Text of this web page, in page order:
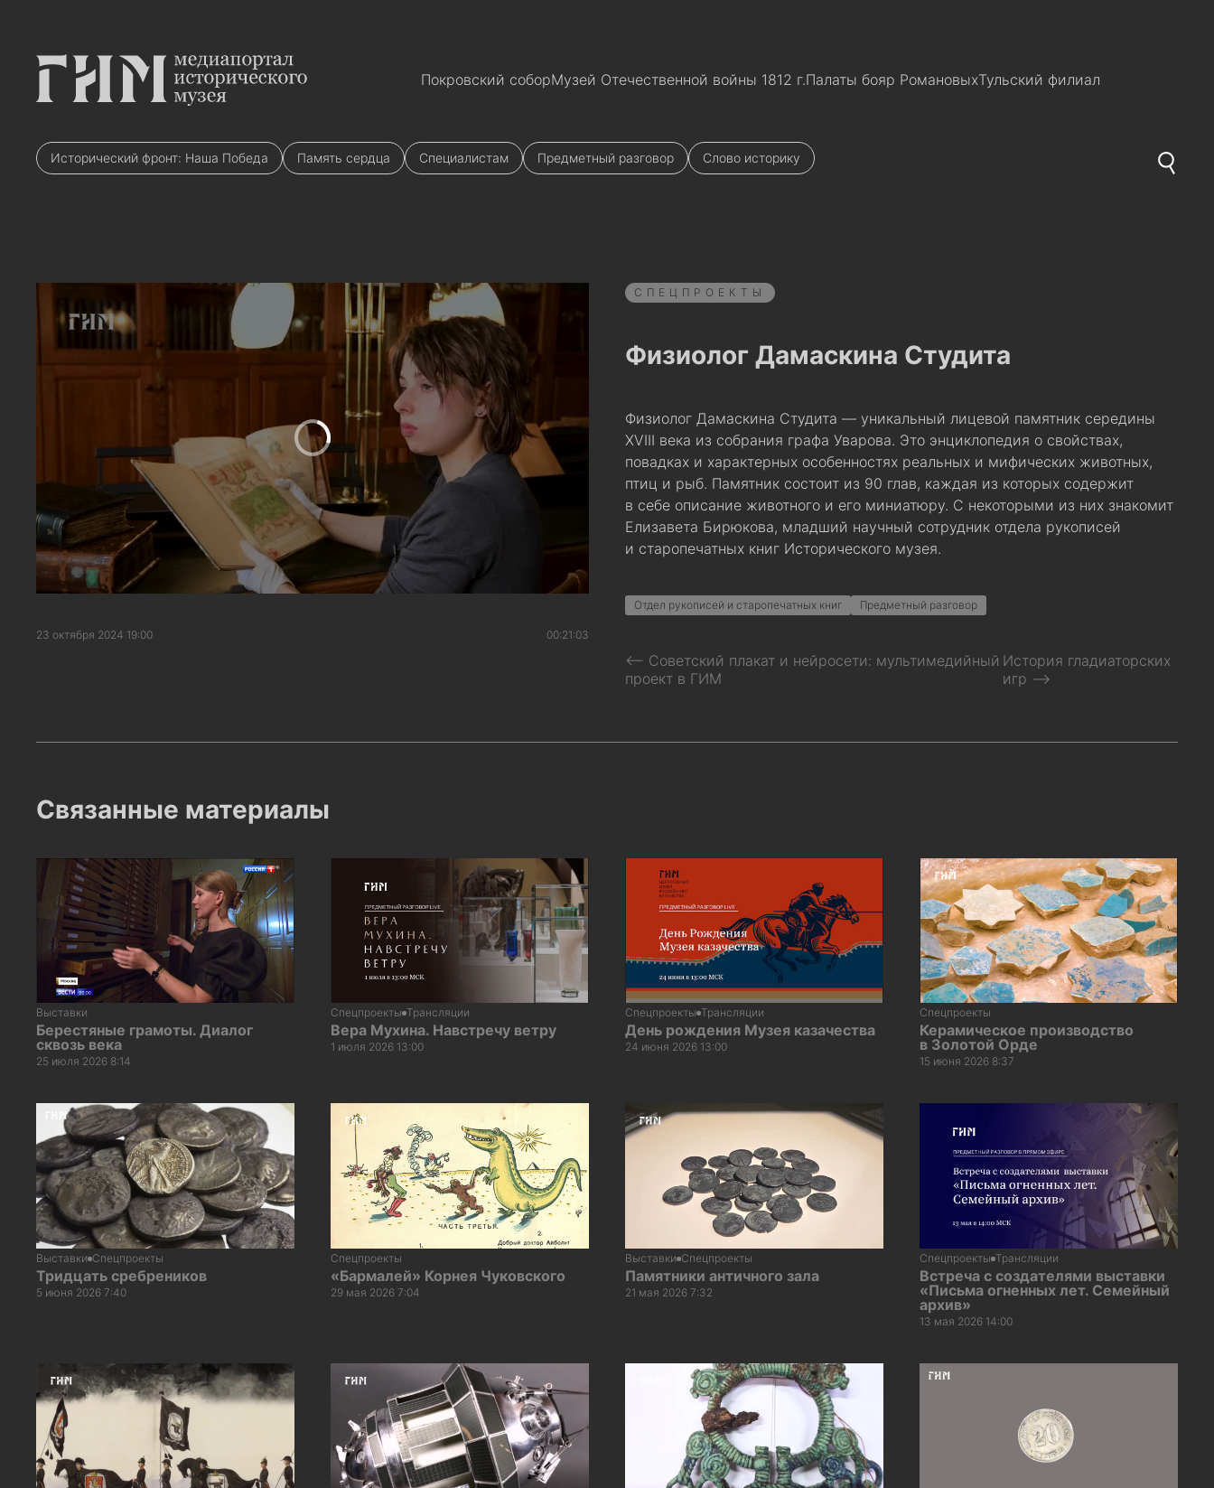
Покровский соборМузей Отечественной войны 1812 г.Палаты бояр РомановыхТульский филиал
Исторический фронт: Наша Победа Память сердца Специалистам Предметный разговор Слово историку
23 октября 2024 19:00 00:21:03
СПЕЦПРОЕКТЫ
Физиолог Дамаскина Студита
Физиолог Дамаскина Студита — уникальный лицевой памятник середины
XVIII века из собрания графа Уварова. Это энциклопедия о свойствах,
повадках и характерных особенностях реальных и мифических животных,
птиц и рыб. Памятник состоит из 90 глав, каждая из которых содержит
в себе описание животного и его миниатюру. С некоторыми из них знакомит
Елизавета Бирюкова, младший научный сотрудник отдела рукописей
и старопечатных книг Исторического музея.
Отдел рукописей и старопечатных книг Предметный разговор
⟵ Советский плакат и нейросети: мультимедийный
проект в ГИМ
История гладиаторских
игр ⟶
Связанные материалы
Выставки
Берестяные грамоты. Диалог
сквозь века
25 июля 2026 8:14
Спецпроекты Трансляции
Вера Мухина. Навстречу ветру
1 июля 2026 13:00
Спецпроекты Трансляции
День рождения Музея казачества
24 июня 2026 13:00
Спецпроекты
Керамическое производство
в Золотой Орде
15 июня 2026 8:37
Выставки Спецпроекты
Тридцать сребреников
5 июня 2026 7:40
Спецпроекты
«Бармалей» Корнея Чуковского
29 мая 2026 7:04
Выставки Спецпроекты
Памятники античного зала
21 мая 2026 7:32
Спецпроекты Трансляции
Встреча с создателями выставки
«Письма огненных лет. Семейный
архив»
13 мая 2026 14:00